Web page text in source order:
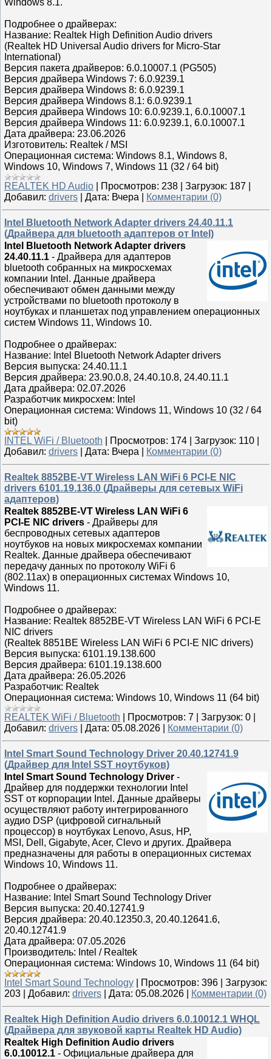
Windows 8.1.
Подробнее о драйверах:
Название: Realtek High Definition Audio drivers
(Realtek HD Universal Audio drivers for Micro-Star
International)
Версия пакета драйверов: 6.0.10007.1 (PG505)
Версия драйвера Windows 7: 6.0.9239.1
Версия драйвера Windows 8: 6.0.9239.1
Версия драйвера Windows 8.1: 6.0.9239.1
Версия драйвера Windows 10: 6.0.9239.1, 6.0.10007.1
Версия драйвера Windows 11: 6.0.9239.1, 6.0.10007.1
Дата драйвера: 23.06.2026
Изготовитель: Realtek / MSI
Операционная система: Windows 8.1, Windows 8,
Windows 10, Windows 7, Windows 11 (32 / 64 bit)
REALTEK HD Audio
Просмотров: 238 Загрузок: 187
Добавил: drivers Дата: Вчера Комментарии (0)
Intel Bluetooth Network Adapter drivers 24.40.11.1
(Драйвера для bluetooth адаптеров от Intel)
Intel Bluetooth Network Adapter drivers
24.40.11.1 - Драйвера для адаптеров
bluetooth собранных на микросхемах
компании Intel. Данные драйвера
обеспечивают обмен данными между
устройствами по bluetooth протоколу в
ноутбуках и планшетах под управлением операционных
систем Windows 11, Windows 10.
Подробнее о драйверах:
Название: Intel Bluetooth Network Adapter drivers
Версия выпуска: 24.40.11.1
Версия драйвера: 23.90.0.8, 24.40.10.8, 24.40.11.1
Дата драйвера: 02.07.2026
Разработчик микросхем: Intel
Операционная система: Windows 11, Windows 10 (32 / 64
bit)
INTEL WiFi / Bluetooth
Просмотров: 174 Загрузок: 110
Добавил: drivers Дата: Вчера Комментарии (0)
Realtek 8852BE-VT Wireless LAN WiFi 6 PCI-E NIC
drivers 6101.19.136.0 (Драйверы для сетевых WiFi
адаптеров)
Realtek 8852BE-VT Wireless LAN WiFi 6
PCI-E NIC drivers - Драйверы для
беспроводных сетевых адаптеров
ноутбуков на новых микросхемах компании
Realtek. Данные драйвера обеспечивают
передачу данных по протоколу WiFi 6
(802.11ax) в операционных системах Windows 10,
Windows 11.
Подробнее о драйверах:
Название: Realtek 8852BE-VT Wireless LAN WiFi 6 PCI-E
NIC drivers
(Realtek 8851BE Wireless LAN WiFi 6 PCI-E NIC drivers)
Версия выпуска: 6101.19.138.600
Версия драйвера: 6101.19.138.600
Дата драйвера: 26.05.2026
Разработчик: Realtek
Операционная система: Windows 10, Windows 11 (64 bit)
REALTEK WiFi / Bluetooth
Просмотров: 7 Загрузок: 0
Добавил: drivers Дата: 05.08.2026 Комментарии (0)
Intel Smart Sound Technology Driver 20.40.12741.9
(Драйвер для Intel SST ноутбуков)
Intel Smart Sound Technology Driver -
Драйвер для поддержки технологии Intel
SST от корпорации Intel. Данные драйверы
осуществляют работу интегрированного
аудио DSP (цифровой сигнальный
процессор) в ноутбуках Lenovo, Asus, HP,
MSI, Dell, Gigabyte, Acer, Clevo и других. Драйвера
предназначены для работы в операционных системах
Windows 10, Windows 11.
Подробнее о драйверах:
Название: Intel Smart Sound Technology Driver
Версия выпуска: 20.40.12741.9
Версия драйвера: 20.40.12350.3, 20.40.12641.6,
20.40.12741.9
Дата драйвера: 07.05.2026
Производитель: Intel / Realtek
Операционная система: Windows 10, Windows 11 (64 bit)
Intel Smart Sound Technology
Просмотров: 396
Загрузок:
203
Добавил: drivers Дата: 05.08.2026 Комментарии (0)
Realtek High Definition Audio drivers 6.0.10012.1 WHQL
(Драйвера для звуковой карты Realtek HD Audio)
Realtek High Definition Audio drivers
6.0.10012.1 - Официальные драйвера для